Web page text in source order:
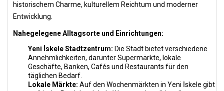
historischem Charme, kulturellem Reichtum und moderner
Entwicklung.
Nahegelegene Alltagsorte und Einrichtungen:
Yeni İskele Stadtzentrum: Die Stadt bietet verschiedene
Annehmlichkeiten, darunter Supermärkte, lokale
Geschäfte, Banken, Cafés und Restaurants für den
täglichen Bedarf.
Lokale Märkte: Auf den Wochenmärkten in Yeni İskele gibt